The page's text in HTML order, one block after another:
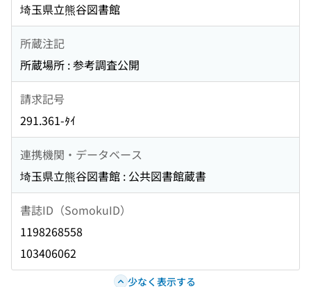
埼玉県立熊谷図書館
所蔵注記
所蔵場所 : 参考調査公開
請求記号
291.361-ﾀｲ
連携機関・データベース
埼玉県立熊谷図書館 : 公共図書館蔵書
書誌ID（SomokuID）
1198268558
103406062
少なく表示する